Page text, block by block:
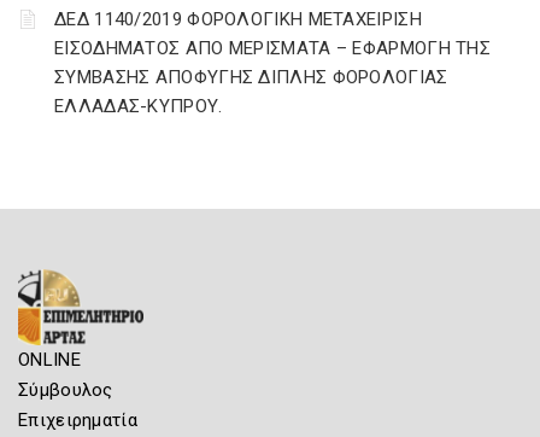
ΔΕΔ 1140/2019 ΦΟΡΟΛΟΓΙΚΗ ΜΕΤΑΧΕΙΡΙΣΗ
ΕΙΣΟΔΗΜΑΤΟΣ ΑΠΟ ΜΕΡΙΣΜΑΤΑ – ΕΦΑΡΜΟΓΗ ΤΗΣ
ΣΥΜΒΑΣΗΣ ΑΠΟΦΥΓΗΣ ΔΙΠΛΗΣ ΦΟΡΟΛΟΓΙΑΣ
ΕΛΛΑΔΑΣ-ΚΥΠΡΟΥ.
ONLINE
Σύμβουλος
Επιχειρηματία